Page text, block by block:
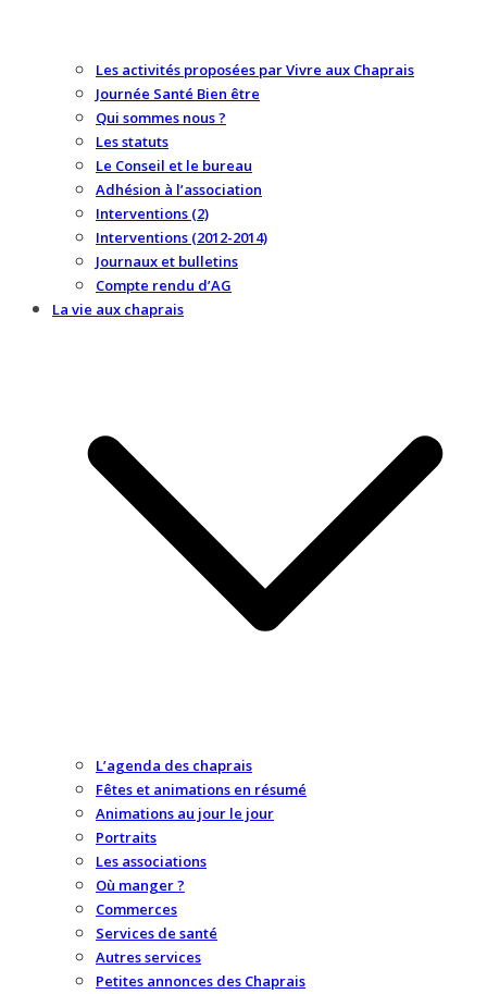
Les activités proposées par Vivre aux Chaprais
Journée Santé Bien être
Qui sommes nous ?
Les statuts
Le Conseil et le bureau
Adhésion à l’association
Interventions (2)
Interventions (2012-2014)
Journaux et bulletins
Compte rendu d’AG
La vie aux chaprais
L’agenda des chaprais
Fêtes et animations en résumé
Animations au jour le jour
Portraits
Les associations
Où manger ?
Commerces
Services de santé
Autres services
Petites annonces des Chaprais